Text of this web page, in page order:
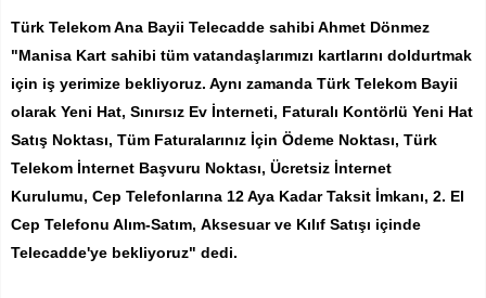
Türk Telekom Ana Bayii Telecadde sahibi Ahmet Dönmez
"Manisa Kart sahibi tüm vatandaşlarımızı kartlarını doldurtmak
için iş yerimize bekliyoruz. Aynı zamanda Türk Telekom Bayii
olarak Yeni Hat, Sınırsız Ev İnterneti, Faturalı Kontörlü Yeni Hat
Satış Noktası, Tüm Faturalarınız İçin Ödeme Noktası, Türk
Telekom İnternet Başvuru Noktası, Ücretsiz İnternet
Kurulumu, Cep Telefonlarına 12 Aya Kadar Taksit İmkanı, 2. El
Cep Telefonu Alım-Satım, Aksesuar ve Kılıf Satışı içinde
Telecadde'ye bekliyoruz" dedi.